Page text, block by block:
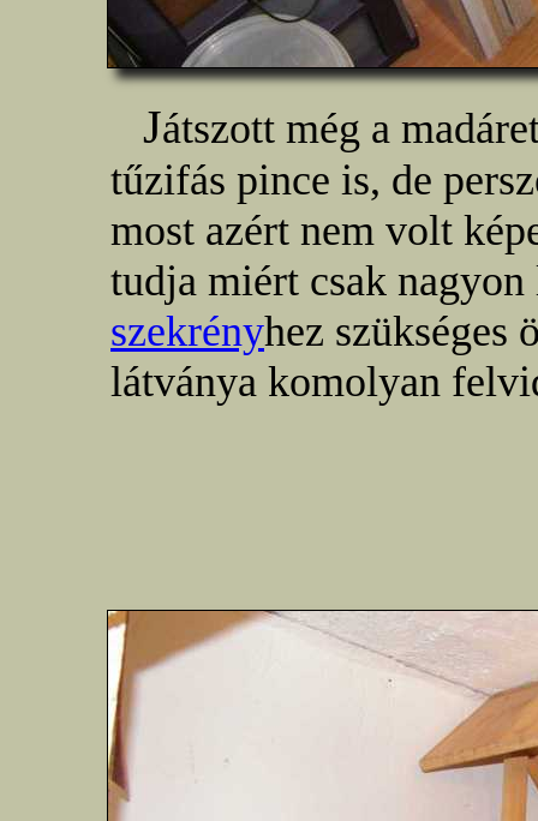
Játszott még a
tűzifás pince is, de
most azért nem volt
tudja miért csak
szekrényhez szükséges
látványa komolyan